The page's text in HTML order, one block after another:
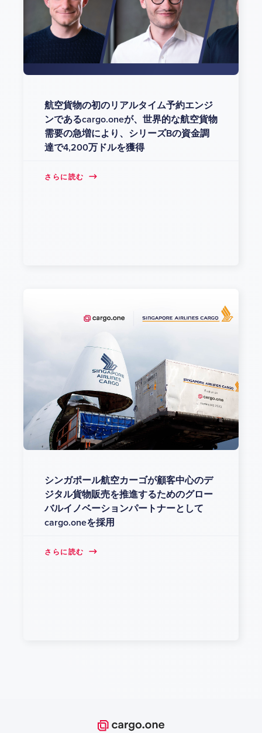
航空貨物の初のリアルタイム予約エンジ
ンであるcargo.oneが、世界的な航空貨物
需要の急増により、シリーズBの資金調
達で4,200万ドルを獲得
さらに読む
シンガポール航空カーゴが顧客中心のデ
ジタル貨物販売を推進するためのグロー
バルイノベーションパートナーとして
cargo.oneを採用
さらに読む